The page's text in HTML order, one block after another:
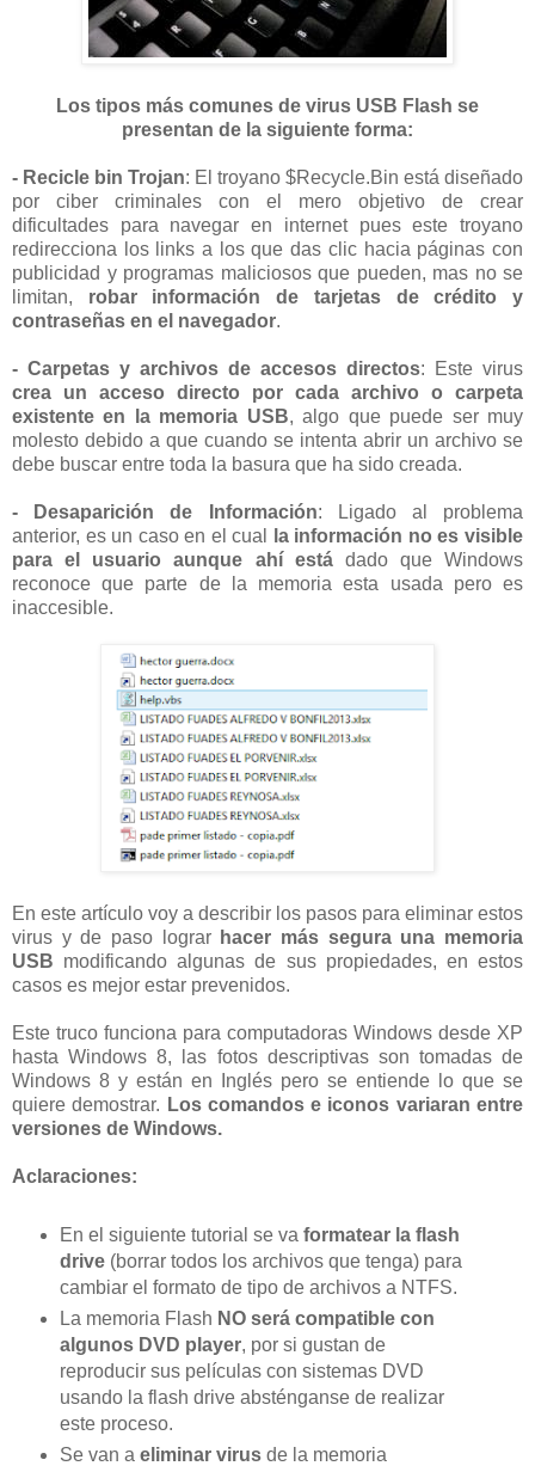
Los tipos más comunes de virus USB Flash se
presentan de la siguiente forma:
- Recicle bin Trojan: El troyano $Recycle.Bin está diseñado
por ciber criminales con el mero objetivo de crear
dificultades para navegar en internet pues este troyano
redirecciona los links a los que das clic hacia páginas con
publicidad y programas maliciosos que pueden, mas no se
limitan, robar información de tarjetas de crédito y
contraseñas en el navegador.
- Carpetas y archivos de accesos directos: Este virus
crea un acceso directo por cada archivo o carpeta
existente en la memoria USB, algo que puede ser muy
molesto debido a que cuando se intenta abrir un archivo se
debe buscar entre toda la basura que ha sido creada.
- Desaparición de Información: Ligado al problema
anterior, es un caso en el cual
la información no es visible
para el usuario aunque ahí estádado que Windows
reconoce que parte de la memoria esta usada pero es
inaccesible.
En este artículo voy a describir los pasos para eliminar estos
virus y de paso lograr hacer más segura una memoria
USB modificando algunas de sus propiedades, en estos
casos es mejor estar prevenidos.
Este truco funciona para computadoras Windows desde XP
hasta Windows 8, las fotos descriptivas son tomadas de
Windows 8 y están en Inglés pero se entiende lo que se
quiere demostrar. Los comandos e iconos variaran entre
versiones de Windows.
Aclaraciones:
En el siguiente tutorial se va formatear la flash
drive(borrar todos los archivos que tenga) para
cambiar el formato de tipo de archivos a NTFS.
La memoria Flash NO será compatible con
algunos DVD player, por si gustan de
reproducir sus películas con sistemas DVD
usando la flash drive absténganse de realizar
este proceso.
Se van a eliminar virusde la memoria